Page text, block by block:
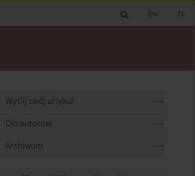
PL
EN
Wyślij swój artykuł
Dla autorów
Archiwum